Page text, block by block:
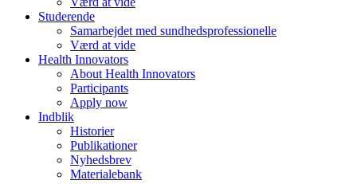
Studerende
Samarbejdet med sundhedsprofessionelle
Værd at vide
Health Innovators
About Health Innovators
Participants
Apply now
Indblik
Historier
Publikationer
Nyhedsbrev
Materialebank